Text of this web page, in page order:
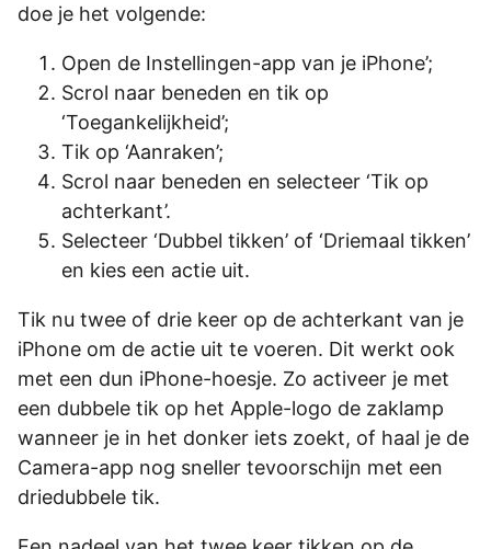
doe je het volgende:
Open de Instellingen-app van je iPhone’;
Scrol naar beneden en tik op
‘Toegankelijkheid’;
Tik op ‘Aanraken’;
Scrol naar beneden en selecteer ‘Tik op
achterkant’.
Selecteer ‘Dubbel tikken’ of ‘Driemaal tikken’
en kies een actie uit.
Tik nu twee of drie keer op de achterkant van je
iPhone om de actie uit te voeren. Dit werkt ook
met een dun iPhone-hoesje. Zo activeer je met
een dubbele tik op het Apple-logo de zaklamp
wanneer je in het donker iets zoekt, of haal je de
Camera-app nog sneller tevoorschijn met een
driedubbele tik.